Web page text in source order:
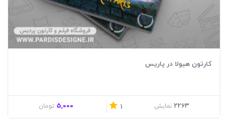
کارتون هیولا در پاریس
2263 نمایش 1
5,000 تومان